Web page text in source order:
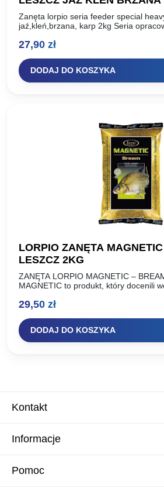
Zanęta lorpio seria feeder special
jaź,kleń,brzana, karp 2kg Seria
feeder. Składa…
27,90 zł
DODAJ DO KOSZYKA
LORPIO ZANĘTA
LESZCZ 2KG
ZANĘTA LORPIO MAGNETIC –
MAGNETIC to produkt, który docenili
stwierdzić, że seria…
29,50 zł
DODAJ DO KOSZYKA
Kontakt
Informacje
Pomoc